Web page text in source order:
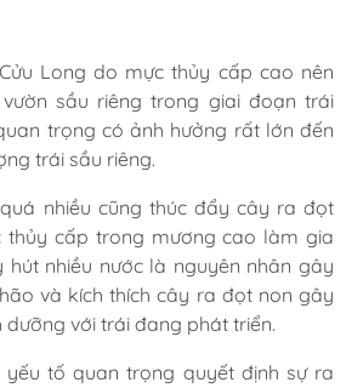
Long do mực thủy cấp cao nên
sầu riêng trong giai đoạn trái
trọng có ảnh hưởng rất lớn đến
trái sầu riêng.
nhiều cũng thúc đẩy cây ra đọt
thủy cấp trong mương cao làm gia
nhiều nước là nguyên nhân gây
và kích thích cây ra đọt non gây
dưỡng với trái đang phát triển.
tố quan trọng quyết định sự ra